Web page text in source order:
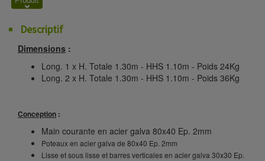
Descriptif
Dimensions :
Long. 1 x H. Totale 1.30m - HHS 1.10m - Poids 24Kg
Long. 2 x H. Totale 1.30m - HHS 1.10m - Poids 36Kg
Conception :
Main courante en acier galva 80x40 Ep. 2mm
Poteaux en acier galva de 80x40 Ep. 2mm
Lisse et sous lisse et barres verticales en acier galva 30x30 Ep.